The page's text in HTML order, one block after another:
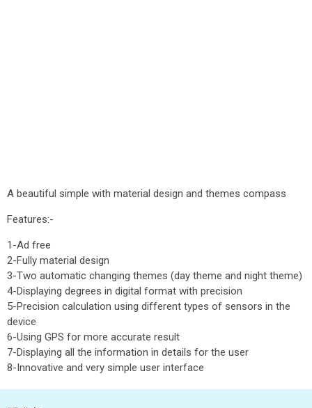
A beautiful simple with material design and themes compass
Features:-
1-Ad free
2-Fully material design
3-Two automatic changing themes (day theme and night theme)
4-Displaying degrees in digital format with precision
5-Precision calculation using different types of sensors in the
device
6-Using GPS for more accurate result
7-Displaying all the information in details for the user
8-Innovative and very simple user interface